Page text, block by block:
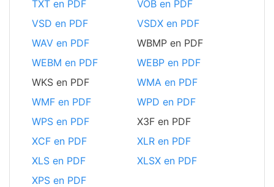
TXT en PDF
VOB en PDF
VSD en PDF
VSDX en PDF
WAV en PDF
WBMP en PDF
WEBM en PDF
WEBP en PDF
WKS en PDF
WMA en PDF
WMF en PDF
WPD en PDF
WPS en PDF
X3F en PDF
XCF en PDF
XLR en PDF
XLS en PDF
XLSX en PDF
XPS en PDF